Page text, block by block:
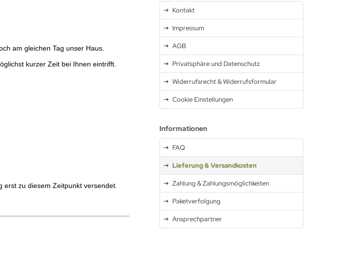
am gleichen Tag unser Haus.
kurzer Zeit bei Ihnen eintrifft.
zu diesem Zeitpunkt versendet.
Kontakt
Impressum
AGB
Privatsphäre und Datenschutz
Widerrufsrecht & Widerrufsformular
Cookie Einstellungen
Informationen
FAQ
Lieferung & Versandkosten
Zahlung & Zahlungsmöglichkeiten
Paketverfolgung
Ansprechpartner